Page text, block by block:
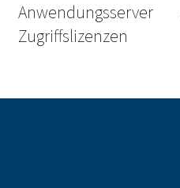
Anwendungsserver
Zugriffslizenzen